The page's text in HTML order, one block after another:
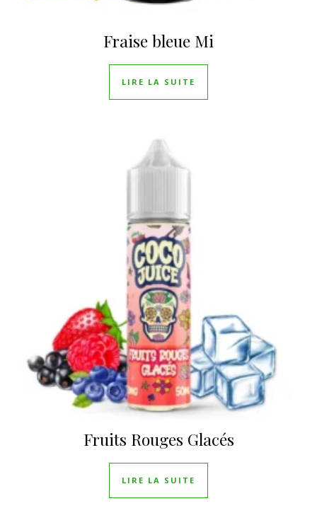
Fraise bleue Mi
LIRE LA SUITE
Fruits Rouges Glacés
LIRE LA SUITE